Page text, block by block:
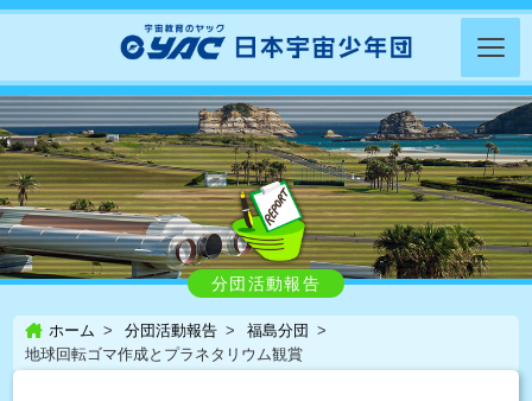
分団活動報告
ホーム 分団活動報告
福島分団
地球回転ゴマ作成とプラネタリウム観賞